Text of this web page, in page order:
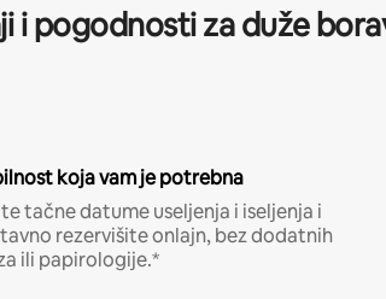
i pogodnosti za duže
koja vam je potrebna
tačne datume useljenja i iseljenja i
rezervišite onlajn, bez dodatnih
ili papirologije.*